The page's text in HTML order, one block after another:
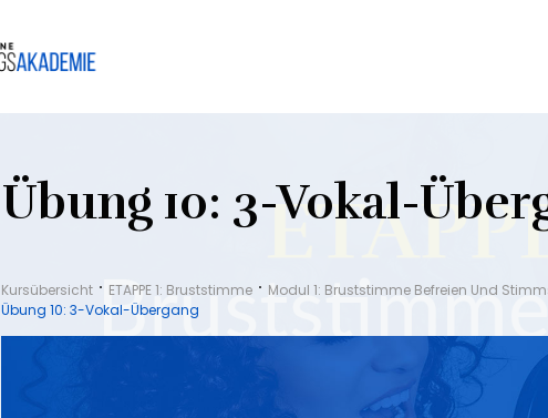
Übung 10: 3-Vokal-
Kursübersicht ETAPPE 1: Bruststimme Modul 1: Bruststimme Befreien Und
Übung 10: 3-Vokal-Übergang